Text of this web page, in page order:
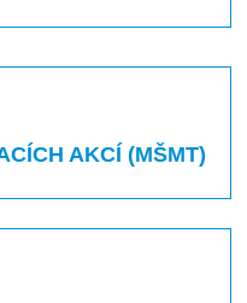
AKCÍ (MŠMT)